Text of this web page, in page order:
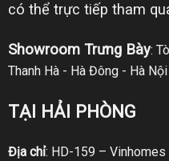
có thể trực tiếp tham
Showroom Trưng Bày:
Thanh Hà - Hà Đông - Hà Nội
TẠI HẢI PHÒNG
Địa chỉ: HD-159 – Vinhomes